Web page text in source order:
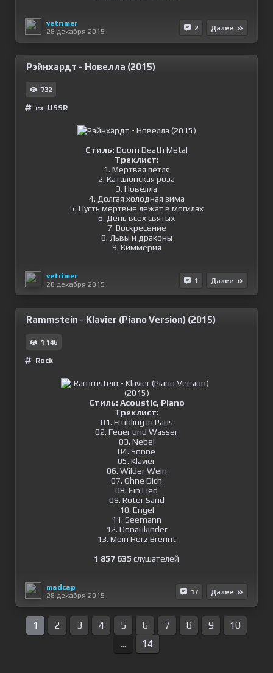
vetrimer
28 декабря 2015
2 Далее
Рэйнхардт - Новелла (2015)
732
ex-USSR
Стиль: Doom Death Metal
Треклист:
1. Мертвая петля
2. Каталонская роза
3. Новелла
4. Долгая холодная зима
5. Пусть мертвые лежат в могилах
6. День всех святых
7. Воскресение
8. Львы и драконы
9. Киммерия
vetrimer
28 декабря 2015
1 Далее
Rammstein - Klavier (Piano Version) (2015)
1 146
Rock
Стиль: Acoustic, Piano
Треклист:
01. Fruhling in Paris
02. Feuer und Wasser
03. Nebel
04. Sonne
05. Klavier
06. Wilder Wein
07. Ohne Dich
08. Ein Lied
09. Roter Sand
10. Engel
11. Seemann
12. Donaukinder
13. Mein Herz Brennt
1 857 635 слушателей
madcap
28 декабря 2015
17 Далее
1 2 3 4 5 6 7 8 9
10
...
14